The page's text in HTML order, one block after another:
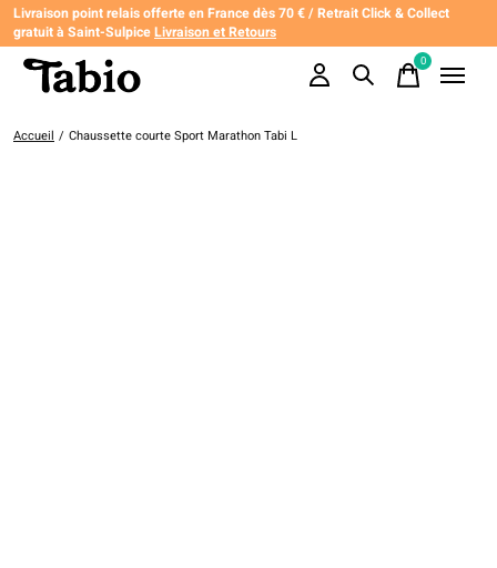
Livraison point relais offerte en France dès 70 € / Retrait Click & Collect
gratuit à Saint-SulpiceLivraison et Retours
0items
Accueil / Chaussette courte Sport Marathon Tabi L